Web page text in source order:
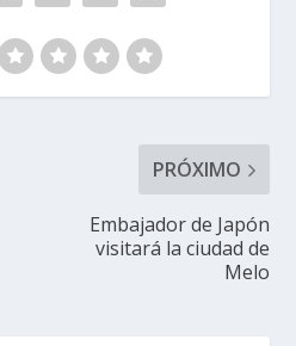
PRÓXIMO
Embajador de Japón
visitará la ciudad de
Melo